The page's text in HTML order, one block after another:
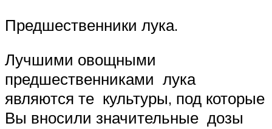
Предшественники лука.
Лучшими овощными
предшественниками лука
являются те культуры, под которые
Вы вносили значительные дозы